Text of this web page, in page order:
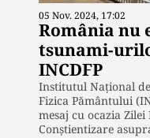
05 Nov. 2024, 17:02
România nu
tsunami-
INCDFP
Institutul Naţional
Fizica Pământului
mesaj cu ocazia
Conştientizare